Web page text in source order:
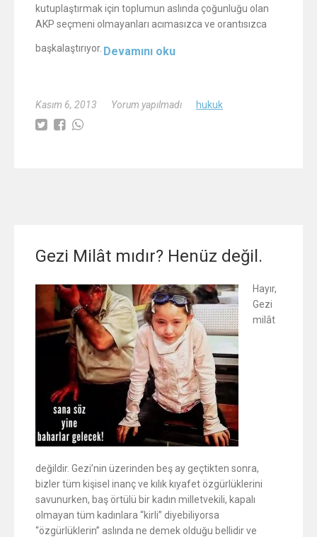
kutuplaştırmak için toplumun aslında çoğunluğu olan
AKP seçmeni olmayanları acımasızca ve orantısızca
başkalaştırıyor. Devamını oku
Kasım 6, 2013 Yorum yapılmadı hukuk
Gezi Milât mıdır? Henüz değil.
Hayır,
Gezi
milât
değildir. Gezi’nin üzerinden beş ay geçtikten sonra,
bizler tüm kişisel inanç ve kılık kıyafet özgürlüklerini
savunurken, baş örtülü bir kadın milletvekili, kapalı
olmayan tüm kadınlara “kirli” diyebiliyorsa
“özgürlüklerin” aslında ne demek olduğu bellidir ve